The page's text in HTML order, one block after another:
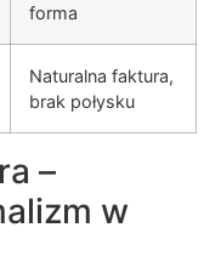
forma
Naturalna faktura,
brak połysku
–
w